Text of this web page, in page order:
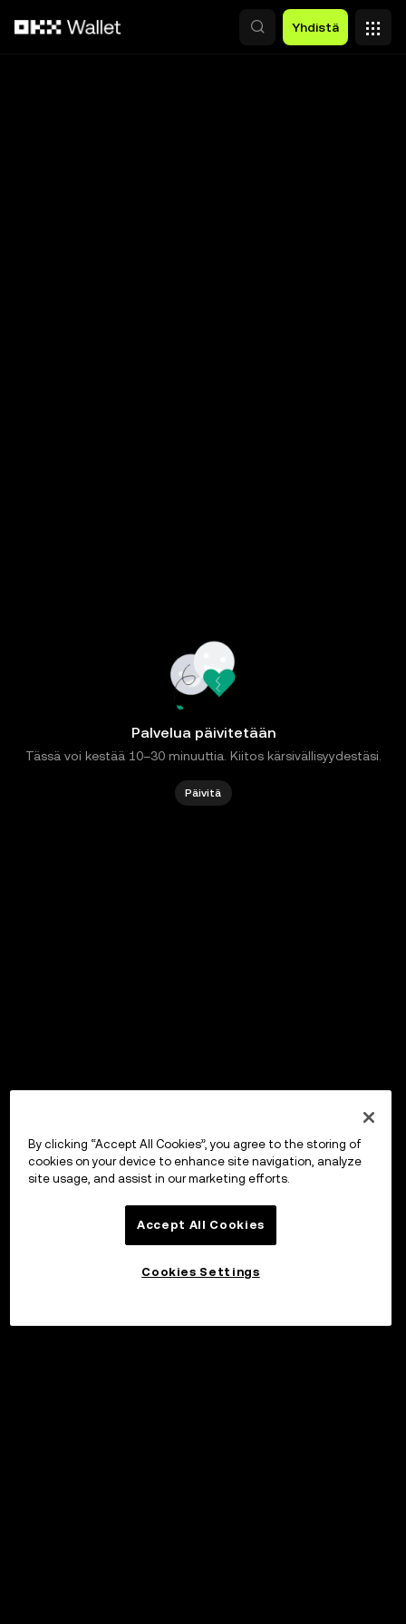
Yhdistä
Palvelua päivitetään
Tässä voi kestää 10–30 minuuttia. Kiitos kärsivällisyydestäsi.
Päivitä
By clicking “Accept All Cookies”, you agree to the storing of
cookies on your device to enhance site navigation, analyze
site usage, and assist in our marketing efforts.
Accept All Cookies
Cookies Settings